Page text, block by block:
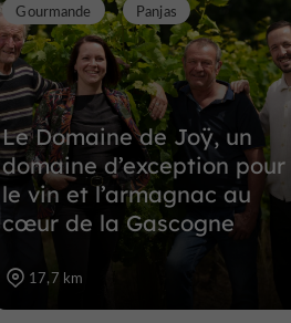
Le Domaine de Joÿ, un
domaine d’exception pour
le vin et l’armagnac au
cœur de la Gascogne
Gourmande Panjas
17,7 km